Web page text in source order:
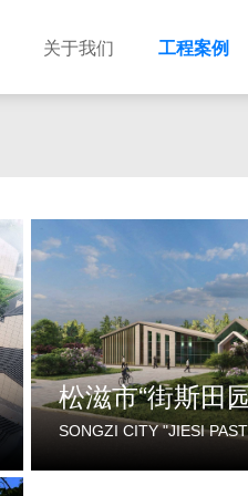
关于我们 工程案例